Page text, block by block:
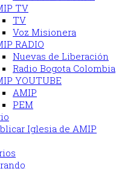
TV
TV
Voz Misionera
RADIO
Nuevas de Liberación
Radio Bogota Colombia
YOUTUBE
AMIP
PEM
Iglesia de AMIP